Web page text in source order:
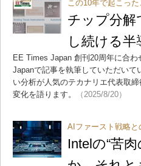
この10年で起こっ
チップ分
し続ける半
EE Times Japan 創刊20周年に合
Japanで記事を執筆していただい
い分析が人気のテカナリエ代表取
変化を語ります。
（2025/8/20）
AIファースト戦略と
Intelの“苦